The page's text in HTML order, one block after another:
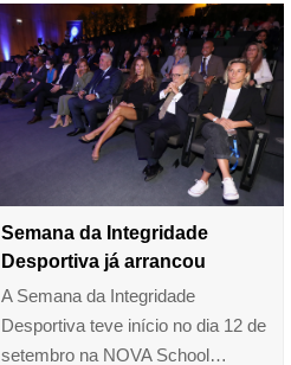
Semana da Integridade
Desportiva já arrancou
A Semana da Integridade
Desportiva teve início no dia 12 de
setembro na NOVA School…